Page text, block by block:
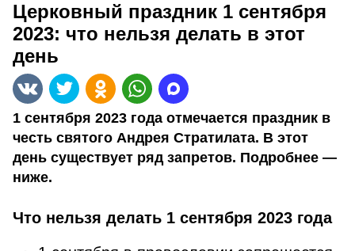
Церковный праздник 1 сентября
2023: что нельзя делать в этот
день
1 сентября 2023 года отмечается праздник в
честь святого Андрея Стратилата. В этот
день существует ряд запретов. Подробнее —
ниже.
Что нельзя делать 1 сентября 2023 года